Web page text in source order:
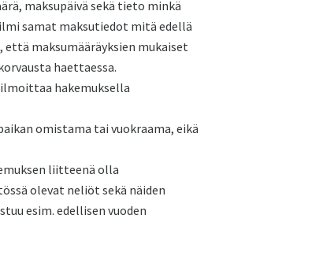
maksupäivä sekä tieto minkä
samat maksutiedot mitä edellä
maksumääräyksien mukaiset
haettaessa.
hakemuksella
omistama tai vuokraama, eikä
liitteenä olla
olevat neliöt sekä näiden
esim. edellisen vuoden